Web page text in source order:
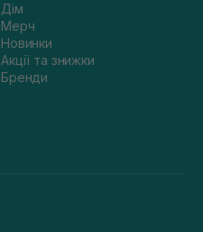
Дім
Мерч
Новинки
Акції та знижки
Бренди